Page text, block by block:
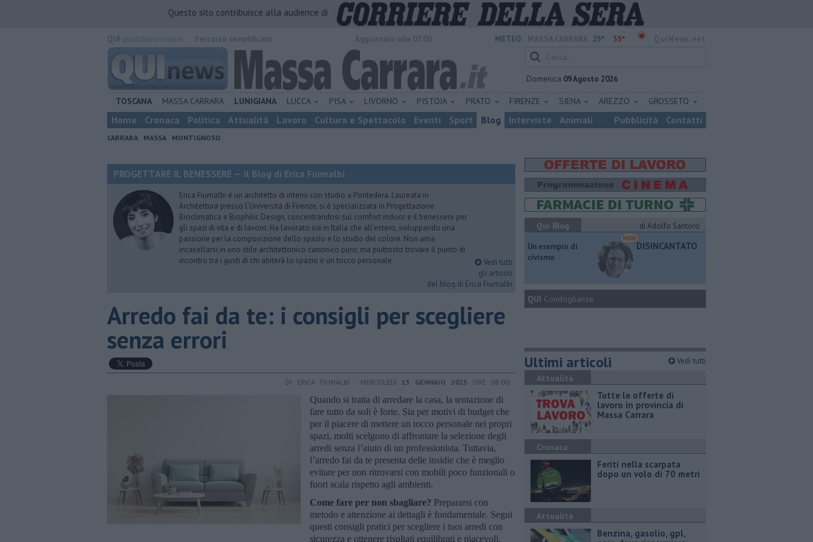
Questo sito contribuisce alla audience di
METEO: 25° 35°
Domenica 09 Agosto 2026
TOSCANA MASSA CARRARA LUNIGIANA LUCCA PISA LIVORNO PISTOIA PRATO FIRENZE SIENA AREZZO GROSSETO
Home Cronaca Politica Attualità Lavoro Cultura e Spettacolo Eventi Sport Blog Interviste Animali Pubblicità Contatti
CARRARA MASSA MONTIGNOSO
PROGETTARE IL BENESSERE — il Blog di Erica Fiumalbi
Erica Fiumalbi è un architetto di interni con studio a Pontedera. Laureata in
Architettura presso l’Università di Firenze, si è specializzata in Progettazione
Bioclimatica e Biophilic Design, concentrandosi sul comfort indoor e il benessere per
gli spazi di vita e di lavoro. Ha lavorato sia in Italia che all'estero, sviluppando una
passione per la composizione dello spazio e lo studio del colore. Non ama
incasellarsi in uno stile architettonico canonico puro, ma piuttosto trovare il punto di
incontro tra i gusti di chi abiterà lo spazio e un tocco personale.
Vedi tutti
gli articoli
del blog di Erica Fiumalbi
​Arredo fai da te: i consigli per scegliere
senza errori
DI ERICA FIUMALBI - MERCOLEDÌ 15 GENNAIO 2025 ORE 08:00
Quando si tratta di arredare la casa, la tentazione di
fare tutto da soli è forte. Sia per motivi di budget che
per il piacere di mettere un tocco personale nei propri
spazi, molti scelgono di affrontare la selezione degli
arredi senza l’aiuto di un professionista. Tuttavia,
l’arredo fai da te presenta delle insidie che è meglio
evitare per non ritrovarsi con mobili poco funzionali o
fuori scala rispetto agli ambienti.
Come fare per non sbagliare? Prepararsi con
metodo e attenzione ai dettagli è fondamentale. Segui
questi consigli pratici per scegliere i tuoi arredi con
sicurezza e ottenere risultati equilibrati e piacevoli.
Qui Blog
di Adolfo Santoro
​Un esempio di
civismo
DISINCANTATO
QUI Condoglianze
Ultimi articoli Vedi tutti
Attualità
​Tutte le offerte di
lavoro in provincia di
Massa Carrara
Cronaca
Feriti nella scarpata
dopo un volo di 70 metri
Attualità
​Benzina, gasolio, gpl,